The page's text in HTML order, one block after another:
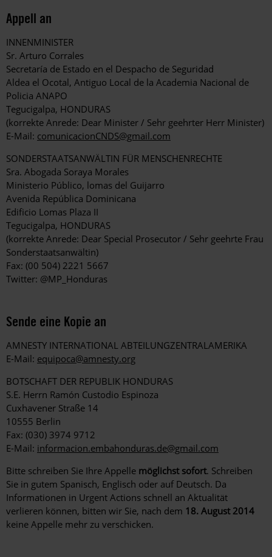
Appell an
INNENMINISTER
Sr. Arturo Corrales
Secretaría de Estado en el Despacho de Seguridad
Aldea el Ocotal, Antiguo Local de la Academia Nacional de
Policia ANAPO
Tegucigalpa, HONDURAS
(korrekte Anrede: Dear Minister / Sehr geehrter Herr Minister)
E-Mail: comunicacionCNDS@gmail.com
SONDERSTAATSANWÄLTIN FÜR MENSCHENRECHTE
Sra. Abogada Soraya Morales
Ministerio Público, lomas del Guijarro
Avenida República Dominicana
Edificio Lomas Plaza II
Tegucigalpa, HONDURAS
(korrekte Anrede: Dear Special Prosecutor / Sehr geehrte Frau
Sonderstaatsanwältin)
Fax: (00 504) 2221 5667
Twitter: @MP_Honduras
Sende eine Kopie an
AMNESTY INTERNATIONAL ABTEILUNGZENTRALAMERIKA
E-Mail: equipoca@amnesty.org
BOTSCHAFT DER REPUBLIK HONDURAS
S.E. Herrn Ramón Custodio Espinoza
Cuxhavener Straße 14
10555 Berlin
Fax: (030) 3974 9712
E-Mail: informacion.embahonduras.de@gmail.com
Bitte schreiben Sie Ihre Appelle möglichst sofort. Schreiben
Sie in gutem Spanisch, Englisch oder auf Deutsch. Da
Informationen in Urgent Actions schnell an Aktualität
verlieren können, bitten wir Sie, nach dem 18. August 2014
keine Appelle mehr zu verschicken.